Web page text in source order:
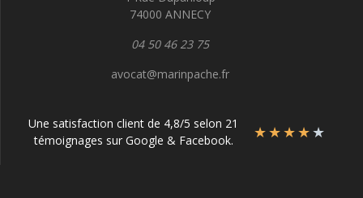
74000 ANNECY
04 50 46 23 75
avocat@marinpache.fr
Une satisfaction client de 4,8/5 selon 21
témoignages sur Google & Facebook.
★★★★★